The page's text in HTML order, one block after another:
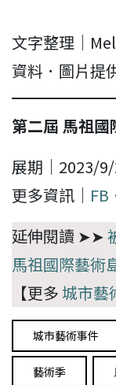
文字整理｜
資料．圖片提
第二屆 馬祖國
展期｜2023/
更多資訊｜ FB
延伸閱讀 ➤➤
馬祖國際藝術
【更多城市藝
城市藝術事件
藝術季